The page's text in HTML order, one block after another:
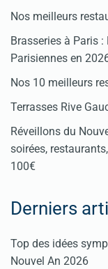
Nos meilleurs
Brasseries à Paris
Parisiennes en
Nos 10 meilleurs
Terrasses Rive
Réveillons du
soirées,
100€
Derniers
Top des idées
Nouvel An 2026